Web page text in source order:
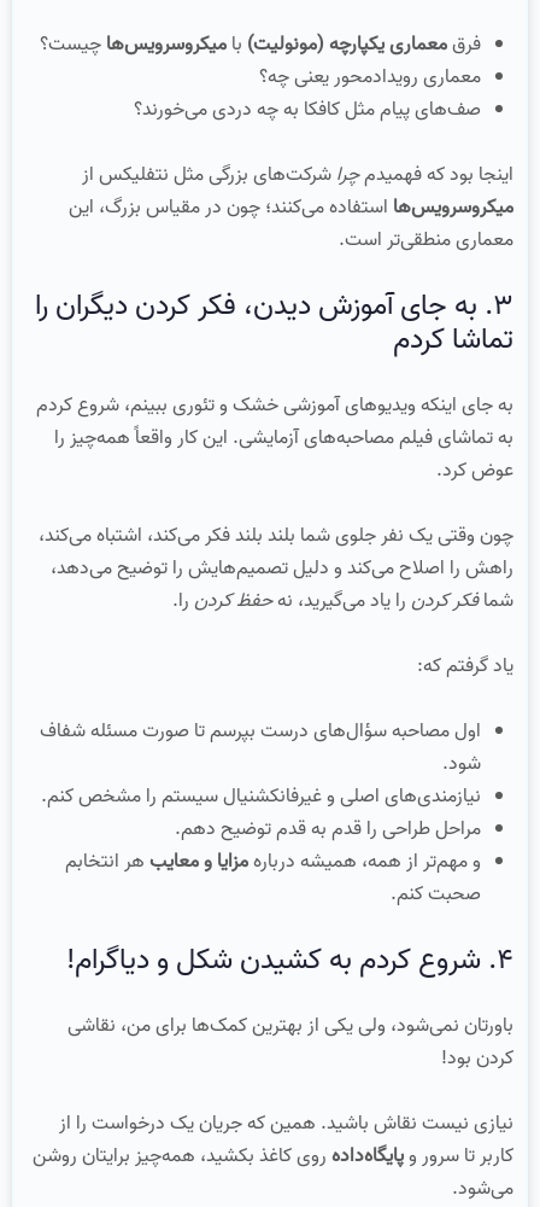
فرقمعماری یکپارچه (مونولیت) بامیکروسرویس‌هاچیست؟
معماری رویدادمحور یعنی چه؟
صف‌های پیام مثل کافکا به چه دردی می‌خورند؟
اینجا بود که فهمیدمچراشرکت‌های بزرگی مثل نتفلیکس از
میکروسرویس‌ها استفاده می‌کنند؛ چون در مقیاس بزرگ، این
معماری منطقی‌تر است.
۳. به جای آموزش دیدن، فکر کردن دیگران را
تماشا کردم
به جای اینکه ویدیوهای آموزشی خشک و تئوری ببینم، شروع کردم
به تماشای فیلم مصاحبه‌های آزمایشی. این کار واقعاً همه‌چیز را
عوض کرد.
چون وقتی یک نفر جلوی شما بلند بلند فکر می‌کند، اشتباه می‌کند،
راهش را اصلاح می‌کند و دلیل تصمیم‌هایش را توضیح می‌دهد،
شمافکر کردنرا یاد می‌گیرید، نهحفظ کردنرا.
یاد گرفتم که:
اول مصاحبه سؤال‌های درست بپرسم تا صورت مسئله شفاف
شود.
نیازمندی‌های اصلی و غیرفانکشنیال سیستم را مشخص کنم.
مراحل طراحی را قدم به قدم توضیح دهم.
و مهم‌تر از همه، همیشه دربارهمزایا و معایبهر انتخابم
صحبت کنم.
۴. شروع کردم به کشیدن شکل و دیاگرام!
باورتان نمی‌شود، ولی یکی از بهترین کمک‌ها برای من، نقاشی
کردن بود!
نیازی نیست نقاش باشید. همین که جریان یک درخواست را از
کاربر تا سرور وپایگاه‌دادهروی کاغذ بکشید، همه‌چیز برایتان روشن
می‌شود.